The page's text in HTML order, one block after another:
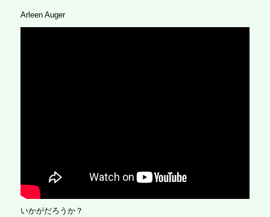
Arleen Auger
いかがだろうか？